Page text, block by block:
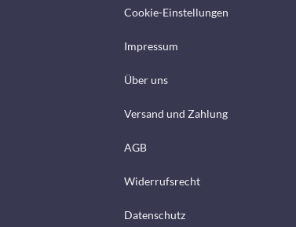
Cookie-Einstellungen
Impressum
Über uns
Versand und Zahlung
AGB
Widerrufsrecht
Datenschutz